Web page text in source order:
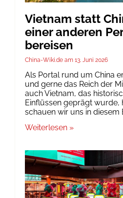
Vietnam statt
einer anderen
bereisen
China-Wiki.de 13. Juni 2026
Als Portal rund um China
und gerne das Reich der
auch Vietnam, das
Einflüssen geprägt wurde,
schauen wir uns in diesem
Weiterlesen »